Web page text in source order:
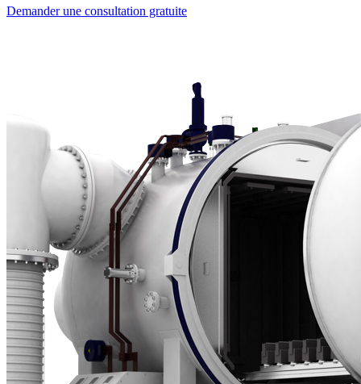
Demander une consultation gratuite